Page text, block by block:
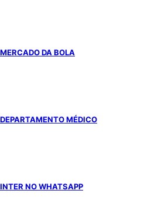
MERCADO DA BOLA
DEPARTAMENTO MÉDICO
INTER NO WHATSAPP